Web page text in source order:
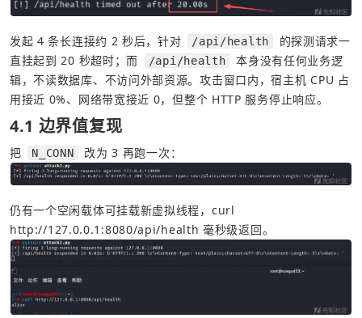
发起 4 条长连接约 2 秒后，针对 /api/health
的探测请求一
直挂起到 20 秒超时；而
/api/health
本身没有任何业务逻
辑，不读数据库、不访问外部资源。攻击窗口内，宿主机 CPU 占
用接近 0%、网络带宽接近 0，但整个 HTTP 服务停止响应。
4.1 边界值复现
把 N_CONN 改为 3 再跑一次：
仍有一个空闲载体可挂载新虚拟线程，curl
http://127.0.0.1:8080/api/health 毫秒级返回。